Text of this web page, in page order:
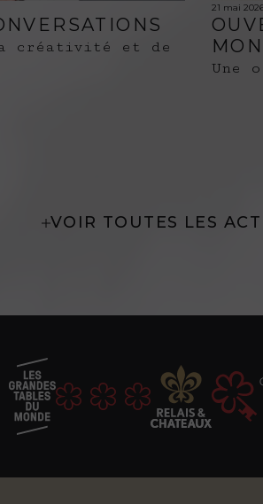
créativité et de
21 mai
Une
VOIR TOUTES LES